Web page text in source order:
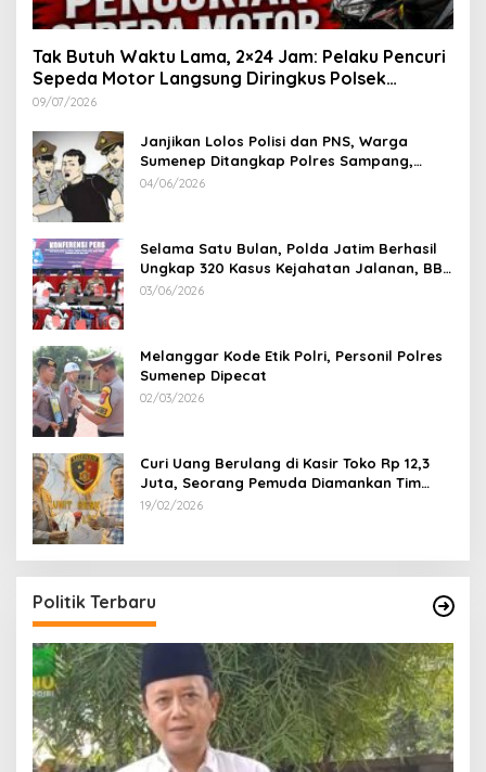
Tak Butuh Waktu Lama, 2×24 Jam: Pelaku Pencuri
Sepeda Motor Langsung Diringkus Polsek
Lenteng di Wilayah Manding
09/07/2026
Janjikan Lolos Polisi dan PNS, Warga
Sumenep Ditangkap Polres Sampang,
Korban Rugi Rp 600 juta
04/06/2026
Selama Satu Bulan, Polda Jatim Berhasil
Ungkap 320 Kasus Kejahatan Jalanan, BB
100 Sepeda Motor dan 12 Mobil Diamankan
03/06/2026
Melanggar Kode Etik Polri, Personil Polres
Sumenep Dipecat
02/03/2026
Curi Uang Berulang di Kasir Toko Rp 12,3
Juta, Seorang Pemuda Diamankan Tim
Reskrim Polsek Lenteng Sumenep
19/02/2026
Politik Terbaru